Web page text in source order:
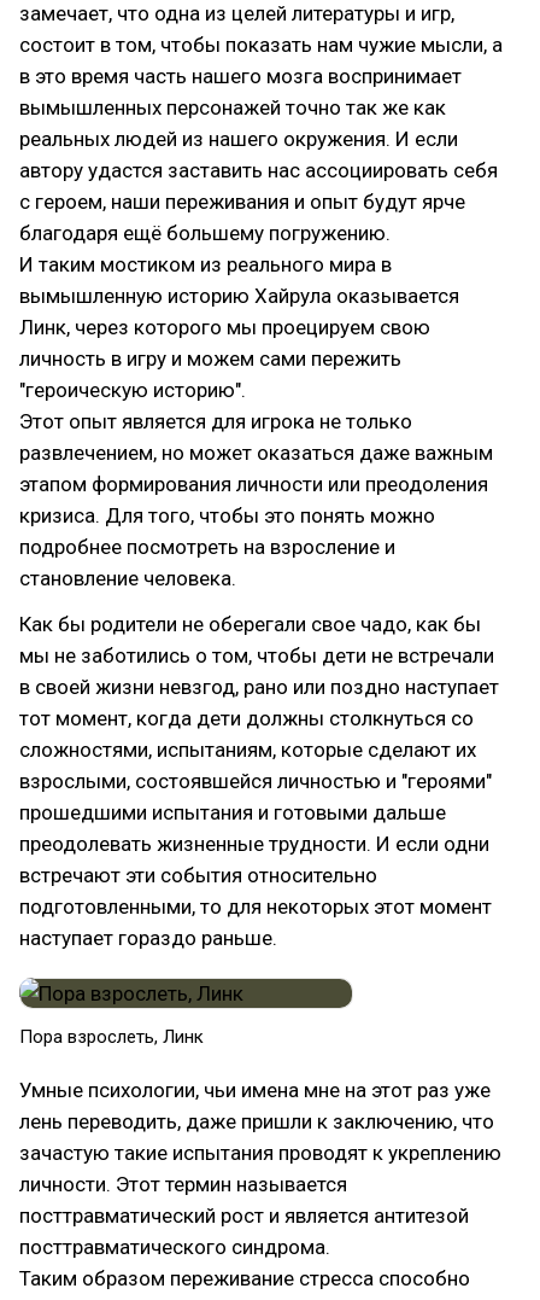
замечает, что одна из целей литературы и игр,
состоит в том, чтобы показать нам чужие мысли, а
в это время часть нашего мозга воспринимает
вымышленных персонажей точно так же как
реальных людей из нашего окружения. И если
автору удастся заставить нас ассоциировать себя
с героем, наши переживания и опыт будут ярче
благодаря ещё большему погружению.
И таким мостиком из реального мира в
вымышленную историю Хайрула оказывается
Линк, через которого мы проецируем свою
личность в игру и можем сами пережить
"героическую историю".
Этот опыт является для игрока не только
развлечением, но может оказаться даже важным
этапом формирования личности или преодоления
кризиса. Для того, чтобы это понять можно
подробнее посмотреть на взросление и
становление человека.
Как бы родители не оберегали свое чадо, как бы
мы не заботились о том, чтобы дети не встречали
в своей жизни невзгод, рано или поздно наступает
тот момент, когда дети должны столкнуться со
сложностями, испытаниям, которые сделают их
взрослыми, состоявшейся личностью и "героями"
прошедшими испытания и готовыми дальше
преодолевать жизненные трудности. И если одни
встречают эти события относительно
подготовленными, то для некоторых этот момент
наступает гораздо раньше.
Пора взрослеть, Линк
Умные психологии, чьи имена мне на этот раз уже
лень переводить, даже пришли к заключению, что
зачастую такие испытания проводят к укреплению
личности. Этот термин называется
посттравматический рост и является антитезой
посттравматического синдрома.
Таким образом переживание стресса способно